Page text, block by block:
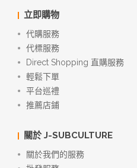
立即購物
代購服務
代標服務
Direct Shopping 直購服務
輕鬆下單
平台巡禮
推薦店鋪
關於 J-SUBCULTURE
關於我們的服務